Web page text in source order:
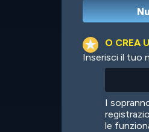
O CREA
Inserisci il tuo
I
le